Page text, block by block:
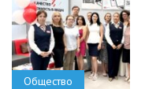
Общество